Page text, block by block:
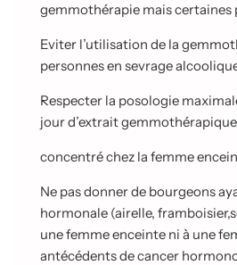
gemmothérapie mais certaines
Eviter l’utilisation de la
personnes en sevrage
Respecter la posologie
jour d’extrait gemmothérapique
concentré chez la femme
Ne pas donner de bourgeons
hormonale (airelle,
une femme enceinte ni à une
antécédents de cancer